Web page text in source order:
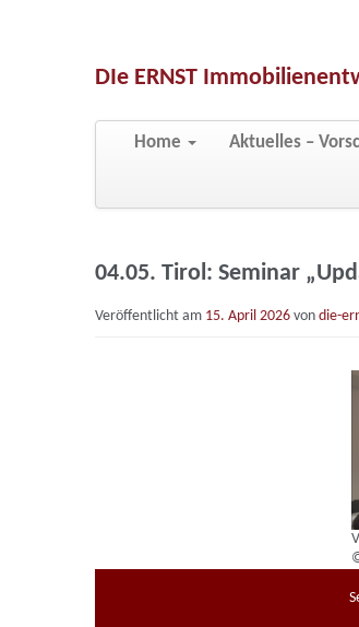
DIe ERNST
Hauptmenü
Zum primären Inhalt springen
Zum sekundären Inhalt springen
Home Aktuelles –
04.05. Tirol: Seminar
Veröffentlicht am 15. April 2026 von die-